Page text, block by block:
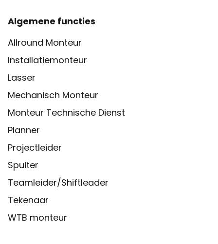
Algemene functies
Allround Monteur
Installatiemonteur
Lasser
Mechanisch Monteur
Monteur Technische Dienst
Planner
Projectleider
Spuiter
Teamleider/Shiftleader
Tekenaar
WTB monteur